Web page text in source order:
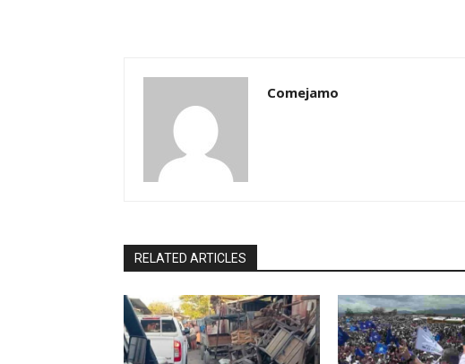
Comejamo
RELATED ARTICLES